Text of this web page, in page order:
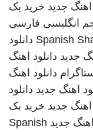
اهنگ جدید خرید بک
انگلیسی فارسی
Spanish دانلود
جدید دانلود اهنگ
دانلود اهنگ
اهنگ جدید دانلود
اهنگ جدید خرید بک
اهنگ جدید Spanish